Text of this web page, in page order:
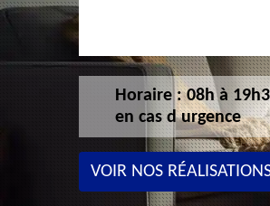
Horaire : 08h à
en cas d urgence
VOIR NOS